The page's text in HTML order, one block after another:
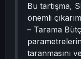
Bu tartışma,
önemli
– Tarama
taranmasını